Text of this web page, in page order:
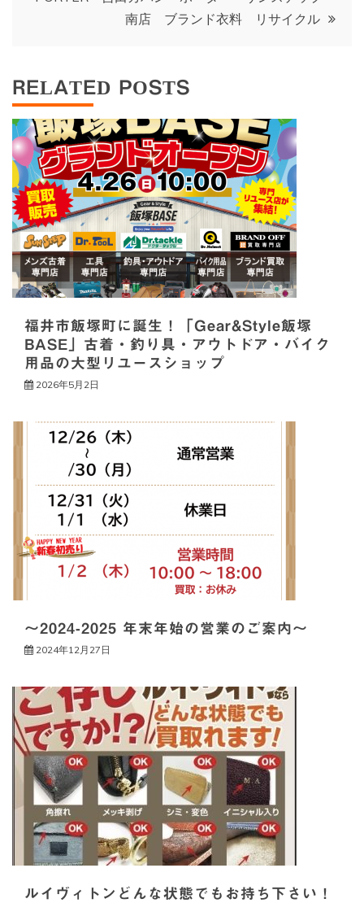
ー
シ
ョ
ン
南店 ブランド衣料 リサイクル
RELATED POSTS
福井市飯塚町に誕生！「Gear&Style飯塚
BASE」古着・釣り具・アウトドア・バイク
用品の大型リユースショップ
2026年5月2日
～2024-2025 年末年始の営業のご案内～
2024年12月27日
ルイヴィトンどんな状態でもお持ち下さい！